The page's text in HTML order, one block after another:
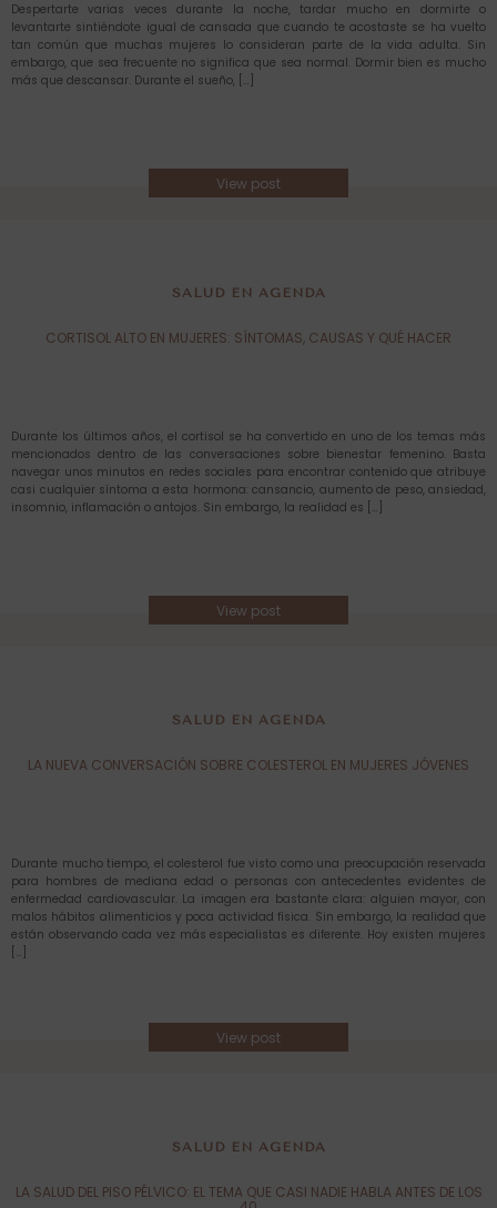
Despertarte varias veces durante la noche, tardar mucho en dormirte o
levantarte sintiéndote igual de cansada que cuando te acostaste se ha vuelto
tan común que muchas mujeres lo consideran parte de la vida adulta. Sin
embargo, que sea frecuente no significa que sea normal. Dormir bien es mucho
más que descansar. Durante el sueño, […]
View post
SALUD EN AGENDA
CORTISOL ALTO EN MUJERES: SÍNTOMAS, CAUSAS Y QUÉ HACER
Durante los últimos años, el cortisol se ha convertido en uno de los temas más
mencionados dentro de las conversaciones sobre bienestar femenino. Basta
navegar unos minutos en redes sociales para encontrar contenido que atribuye
casi cualquier síntoma a esta hormona: cansancio, aumento de peso, ansiedad,
insomnio, inflamación o antojos. Sin embargo, la realidad es […]
View post
SALUD EN AGENDA
LA NUEVA CONVERSACIÓN SOBRE COLESTEROL EN MUJERES JÓVENES
Durante mucho tiempo, el colesterol fue visto como una preocupación reservada
para hombres de mediana edad o personas con antecedentes evidentes de
enfermedad cardiovascular. La imagen era bastante clara: alguien mayor, con
malos hábitos alimenticios y poca actividad física. Sin embargo, la realidad que
están observando cada vez más especialistas es diferente. Hoy existen mujeres
[…]
View post
SALUD EN AGENDA
LA SALUD DEL PISO PÉLVICO: EL TEMA QUE CASI NADIE HABLA ANTES DE LOS